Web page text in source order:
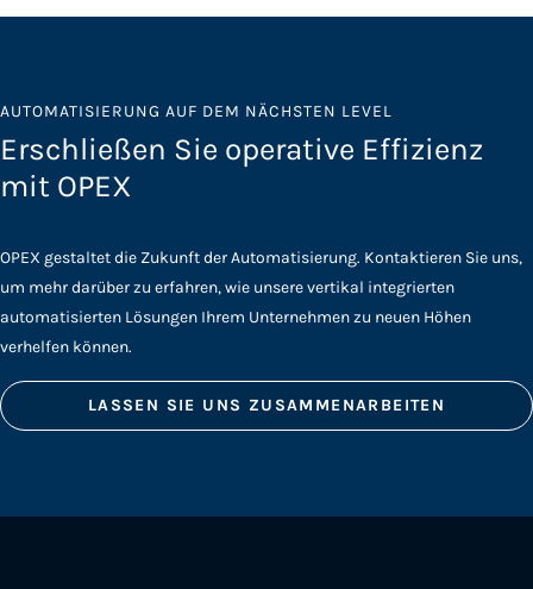
AUTOMATISIERUNG AUF DEM NÄCHSTEN LEVEL
Erschließen Sie operative Effizienz
mit OPEX
OPEX gestaltet die Zukunft der Automatisierung. Kontaktieren Sie uns,
um mehr darüber zu erfahren, wie unsere vertikal integrierten
automatisierten Lösungen Ihrem Unternehmen zu neuen Höhen
verhelfen können.
LASSEN SIE UNS ZUSAMMENARBEITEN